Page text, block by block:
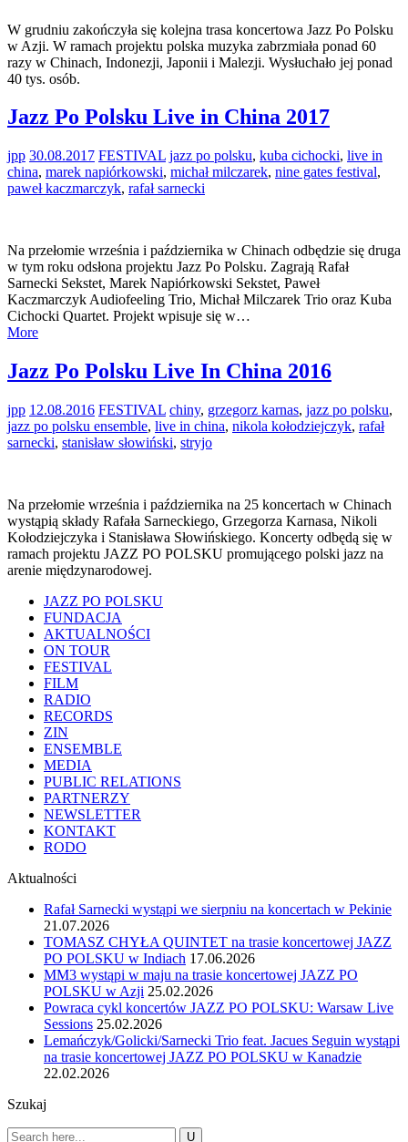
W grudniu zakończyła się kolejna trasa koncertowa Jazz Po Polsku
w Azji. W ramach projektu polska muzyka zabrzmiała ponad 60
razy w Chinach, Indonezji, Japonii i Malezji. Wysłuchało jej ponad
40 tys. osób.
Jazz Po Polsku Live in China 2017
jpp 30.08.2017 FESTIVAL jazz po polsku, kuba cichocki, live in
china, marek napiórkowski, michał milczarek, nine gates festival,
paweł kaczmarczyk, rafał sarnecki
Na przełomie września i października w Chinach odbędzie się druga
w tym roku odsłona projektu Jazz Po Polsku. Zagrają Rafał
Sarnecki Sekstet, Marek Napiórkowski Sekstet, Paweł
Kaczmarczyk Audiofeeling Trio, Michał Milczarek Trio oraz Kuba
Cichocki Quartet. Projekt wpisuje się w…
More
Jazz Po Polsku Live In China 2016
jpp 12.08.2016 FESTIVAL chiny, grzegorz karnas, jazz po polsku,
jazz po polsku ensemble, live in china, nikola kołodziejczyk, rafał
sarnecki, stanisław słowiński, stryjo
Na przełomie września i października na 25 koncertach w Chinach
wystąpią składy Rafała Sarneckiego, Grzegorza Karnasa, Nikoli
Kołodziejczyka i Stanisława Słowińskiego. Koncerty odbędą się w
ramach projektu JAZZ PO POLSKU promującego polski jazz na
arenie międzynarodowej.
JAZZ PO POLSKU
FUNDACJA
AKTUALNOŚCI
ON TOUR
FESTIVAL
FILM
RADIO
RECORDS
ZIN
ENSEMBLE
MEDIA
PUBLIC RELATIONS
PARTNERZY
NEWSLETTER
KONTAKT
RODO
Aktualności
Rafał Sarnecki wystąpi we sierpniu na koncertach w Pekinie
21.07.2026
TOMASZ CHYŁA QUINTET na trasie koncertowej JAZZ
PO POLSKU w Indiach 17.06.2026
MM3 wystąpi w maju na trasie koncertowej JAZZ PO
POLSKU w Azji 25.02.2026
Powraca cykl koncertów JAZZ PO POLSKU: Warsaw Live
Sessions 25.02.2026
Lemańczyk/Golicki/Sarnecki Trio feat. Jacues Seguin wystąpi
na trasie koncertowej JAZZ PO POLSKU w Kanadzie
22.02.2026
Szukaj